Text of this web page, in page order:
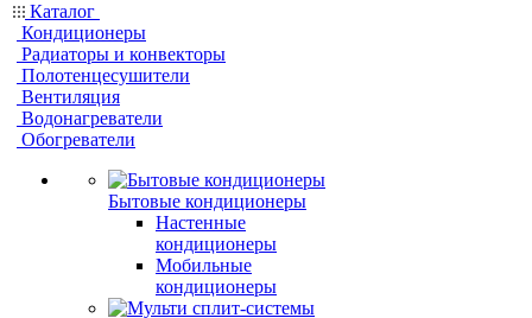
Каталог
Кондиционеры
Радиаторы и конвекторы
Полотенцесушители
Вентиляция
Водонагреватели
Обогреватели
Бытовые кондиционеры
Настенные
кондиционеры
Мобильные
кондиционеры